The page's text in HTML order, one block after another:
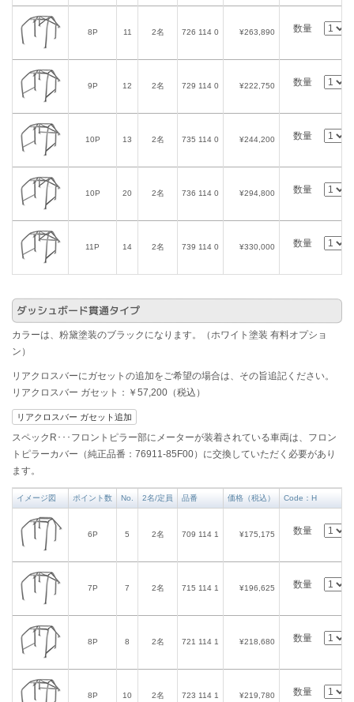
8P 11 2名 726 114 0 ¥263,890 数量
9P 12 2名 729 114 0 ¥222,750 数量
10P 13 2名 735 114 0 ¥244,200 数量
10P 20 2名 736 114 0 ¥294,800 数量
11P 14 2名 739 114 0 ¥330,000 数量
ダッシュボード貫通タイプ
カラーは、粉黛塗装のブラックになります。（ホワイト塗装 有料オプショ
ン）
リアクロスバーにガセットの追加をご希望の場合は、その旨追記ください。
リアクロスバー ガセット：￥57,200（税込）
リアクロスバー ガセット追加
スペックR･･･フロントピラー部にメーターが装着されている車両は、フロン
トピラーカバー（純正品番：76911-85F00）に交換していただく必要があり
ます。
イメージ図 ポイント数 No. 2名/定員 品番 価格（税込） Code：H
6P 5 2名 709 114 1 ¥175,175 数量
7P 7 2名 715 114 1 ¥196,625 数量
8P 8 2名 721 114 1 ¥218,680 数量
8P 10 2名 723 114 1 ¥219,780 数量